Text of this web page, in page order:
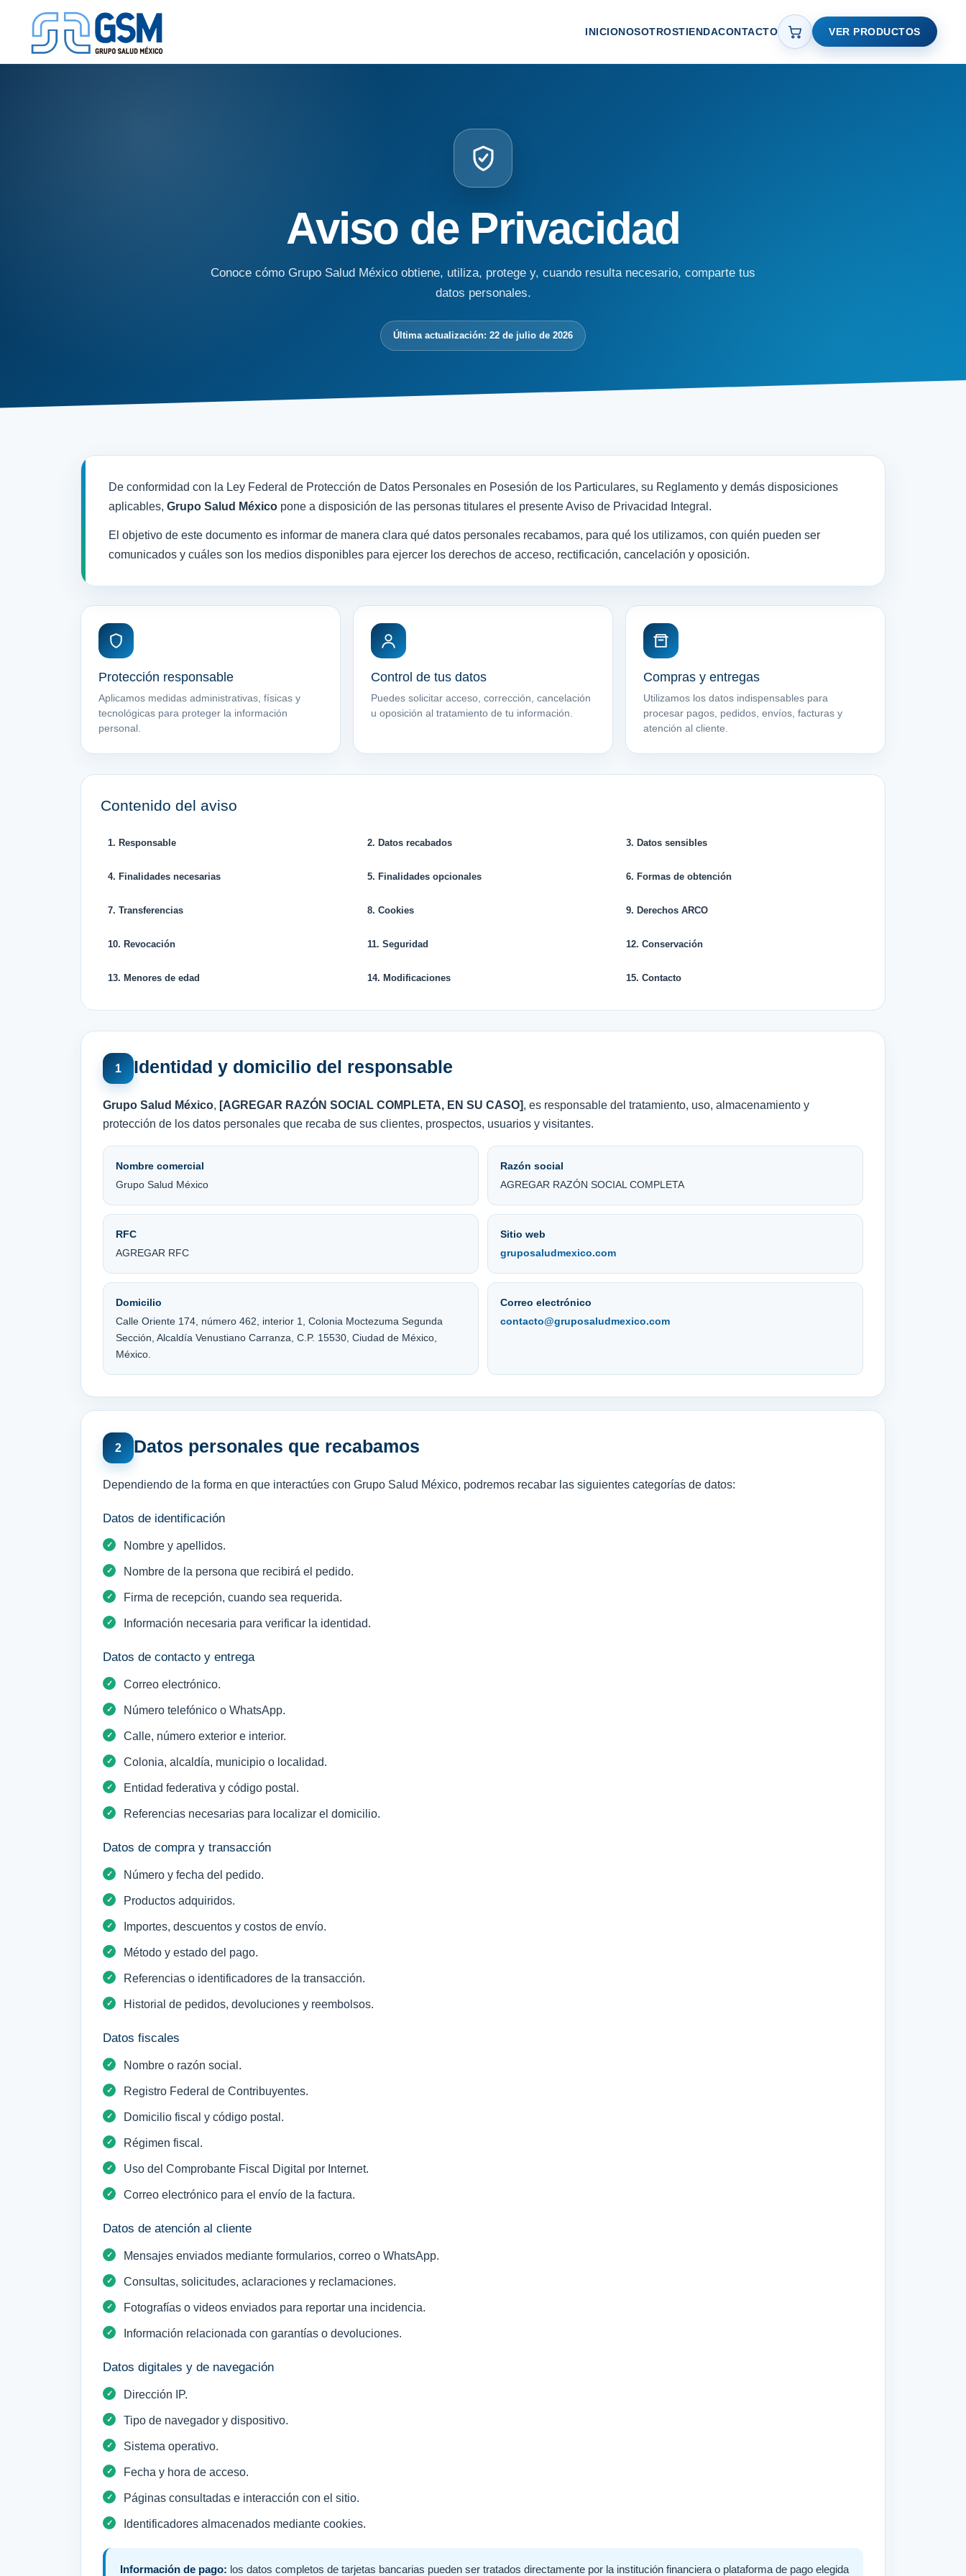
contenido
INICIONOSOTROSTIENDACONTACTO VER PRODUCTOS
Aviso de Privacidad
Conoce cómo Grupo Salud México obtiene, utiliza, protege y, cuando resulta necesario, comparte tus
datos personales.
Última actualización: 22 de julio de 2026
De conformidad con la Ley Federal de Protección de Datos Personales en Posesión de los Particulares, su Reglamento y demás disposiciones
aplicables, Grupo Salud México pone a disposición de las personas titulares el presente Aviso de Privacidad Integral.
El objetivo de este documento es informar de manera clara qué datos personales recabamos, para qué los utilizamos, con quién pueden ser
comunicados y cuáles son los medios disponibles para ejercer los derechos de acceso, rectificación, cancelación y oposición.
Protección responsable
Aplicamos medidas administrativas, físicas y
tecnológicas para proteger la información
personal.
Control de tus datos
Puedes solicitar acceso, corrección, cancelación
u oposición al tratamiento de tu información.
Compras y entregas
Utilizamos los datos indispensables para
procesar pagos, pedidos, envíos, facturas y
atención al cliente.
Contenido del aviso
1. Responsable 2. Datos recabados 3. Datos sensibles
4. Finalidades necesarias 5. Finalidades opcionales 6. Formas de obtención
7. Transferencias 8. Cookies 9. Derechos ARCO
10. Revocación 11. Seguridad 12. Conservación
13. Menores de edad 14. Modificaciones 15. Contacto
1 Identidad y domicilio del responsable
Grupo Salud México, [AGREGAR RAZÓN SOCIAL COMPLETA, EN SU CASO], es responsable del tratamiento, uso, almacenamiento y
protección de los datos personales que recaba de sus clientes, prospectos, usuarios y visitantes.
Nombre comercial
Grupo Salud México
Razón social
AGREGAR RAZÓN SOCIAL COMPLETA
RFC
AGREGAR RFC
Sitio web
gruposaludmexico.com
Domicilio
Calle Oriente 174, número 462, interior 1, Colonia Moctezuma Segunda
Sección, Alcaldía Venustiano Carranza, C.P. 15530, Ciudad de México,
México.
Correo electrónico
contacto@gruposaludmexico.com
2 Datos personales que recabamos
Dependiendo de la forma en que interactúes con Grupo Salud México, podremos recabar las siguientes categorías de datos:
Datos de identificación
Nombre y apellidos.
Nombre de la persona que recibirá el pedido.
Firma de recepción, cuando sea requerida.
Información necesaria para verificar la identidad.
Datos de contacto y entrega
Correo electrónico.
Número telefónico o WhatsApp.
Calle, número exterior e interior.
Colonia, alcaldía, municipio o localidad.
Entidad federativa y código postal.
Referencias necesarias para localizar el domicilio.
Datos de compra y transacción
Número y fecha del pedido.
Productos adquiridos.
Importes, descuentos y costos de envío.
Método y estado del pago.
Referencias o identificadores de la transacción.
Historial de pedidos, devoluciones y reembolsos.
Datos fiscales
Nombre o razón social.
Registro Federal de Contribuyentes.
Domicilio fiscal y código postal.
Régimen fiscal.
Uso del Comprobante Fiscal Digital por Internet.
Correo electrónico para el envío de la factura.
Datos de atención al cliente
Mensajes enviados mediante formularios, correo o WhatsApp.
Consultas, solicitudes, aclaraciones y reclamaciones.
Fotografías o videos enviados para reportar una incidencia.
Información relacionada con garantías o devoluciones.
Datos digitales y de navegación
Dirección IP.
Tipo de navegador y dispositivo.
Sistema operativo.
Fecha y hora de acceso.
Páginas consultadas e interacción con el sitio.
Identificadores almacenados mediante cookies.
Información de pago: los datos completos de tarjetas bancarias pueden ser tratados directamente por la institución financiera o plataforma de pago elegida